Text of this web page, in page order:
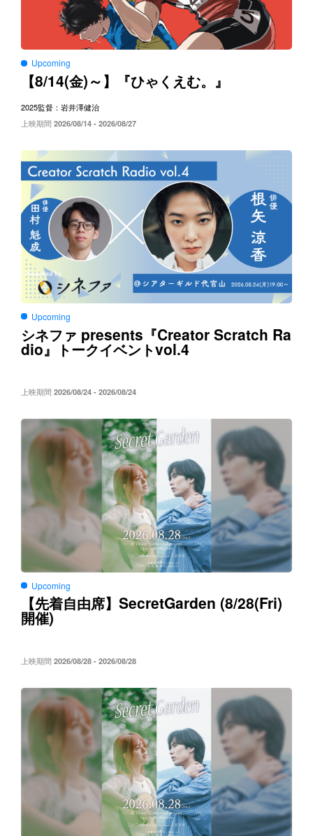
Upcoming
【8/14(金)～】『ひゃくえむ。』
2025監督：岩井澤健治
上映期間 2026/08/14 - 2026/08/27
Upcoming
シネファ presents 『Creator Scratch Ra
dio』トークイベントvol.4
上映期間 2026/08/24 - 2026/08/24
Upcoming
【先着自由席】 SecretGarden (8/28(Fri)
開催)
上映期間 2026/08/28 - 2026/08/28